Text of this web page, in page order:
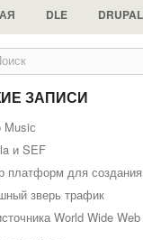
DLE DRUPAL
ЗАПИСИ
Musiс
и SEF
платформ для
зверь трафик
World Wide Web